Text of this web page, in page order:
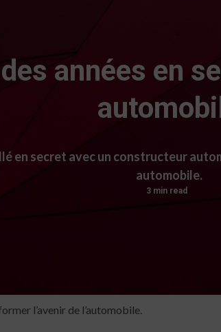
années en
en secret avec un constructeur
automobile.
3 min read
l’avenir de l’automobile.